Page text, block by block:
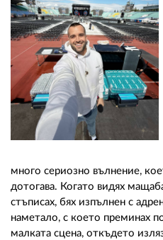
много сериозно вълнение,
дотогава. Когато видях
стъписах, бях изпълнен с
наметало, с което преминах
малката сцена, откъдето